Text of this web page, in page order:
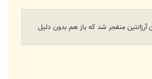
منفجر شد که باز هم بدون دلیل